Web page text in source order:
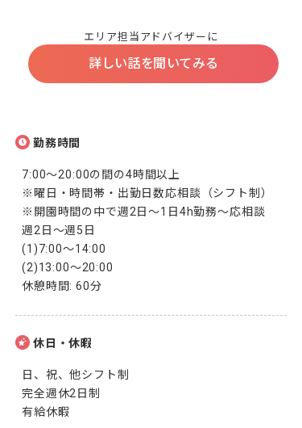
エリア担当アドバイザーに
詳しい話を聞いてみる
勤務時間
7:00～20:00の間の4時間以上
※曜日・時間帯・出勤日数応相談（シフト制）
※開園時間の中で週2日～1日4h勤務～応相談
週2日～週5日
(1)7:00～14:00
(2)13:00～20:00
休憩時間: 60分
休日・休暇
日、祝、他シフト制
完全週休2日制
有給休暇